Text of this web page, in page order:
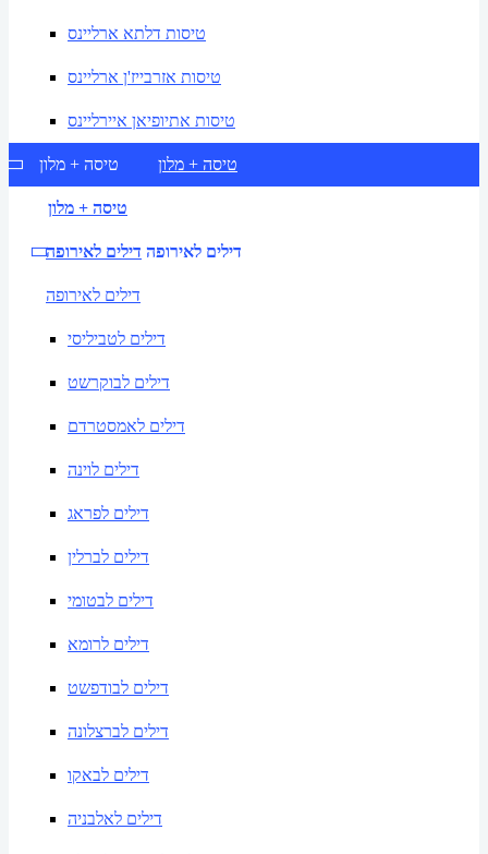
טיסות דלתא ארליינס
טיסות אזרבייז'ן ארליינס
טיסות אתיופיאן איירליינס
טיסה + מלון טיסה + מלון
טיסה + מלון
דילים לאירופה דילים לאירופה
דילים לאירופה
דילים לטביליסי
דילים לבוקרשט
דילים לאמסטרדם
דילים לוינה
דילים לפראג
דילים לברלין
דילים לבטומי
דילים לרומא
דילים לבודפשט
דילים לברצלונה
דילים לבאקו
דילים לאלבניה